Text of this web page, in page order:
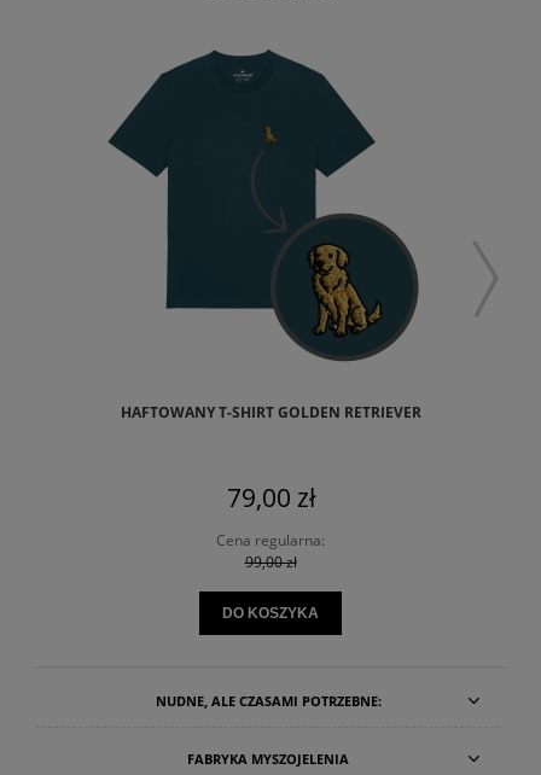
HAFTOWANY T-SHIRT GOLDEN RETRIEVER
79,00 zł
Cena regularna:
99,00 zł
DO KOSZYKA
NUDNE, ALE CZASAMI POTRZEBNE:
FABRYKA MYSZOJELENIA